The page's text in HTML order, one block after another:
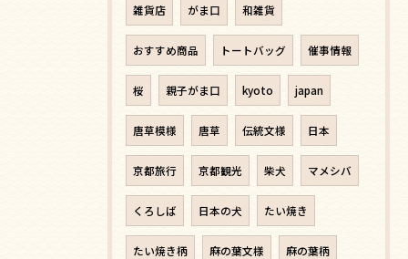
雑貨店 がま口 和雑貨
おすすめ商品 トートバッグ 催事情報
桜 親子がま口 kyoto japan
唐草模様 唐草 伝統文様 日本
京都旅行 京都観光 柴犬 マメシバ
くろしば 日本の犬 たい焼き
たい焼き柄 麻の葉文様 麻の葉柄